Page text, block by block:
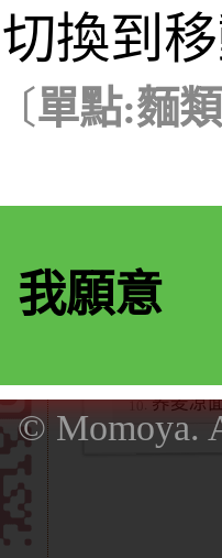
豚骨拉
炒乌龙
乌龙清
荞麦凉
切換到
〔單點:麵
我願意
© Momoya.